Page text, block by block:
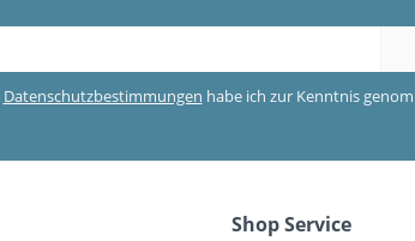
Datenschutzbestimmungen habe ich zur Kenntnis
Shop Service